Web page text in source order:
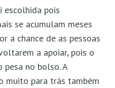
escolhida pois
se acumulam meses
a chance de as pessoas
a apoiar, pois o
no bolso. A
muito para trás também